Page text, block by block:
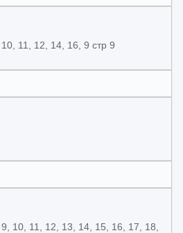
11, 12, 14, 16, 9 стр 9
10, 11, 12, 13, 14, 15, 16, 17, 18,